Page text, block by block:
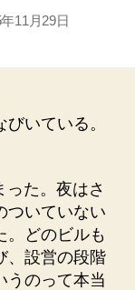
11月29日
いている。
た。夜はさ
ついていない
。どのビルも
、設営の段階
うのって本当